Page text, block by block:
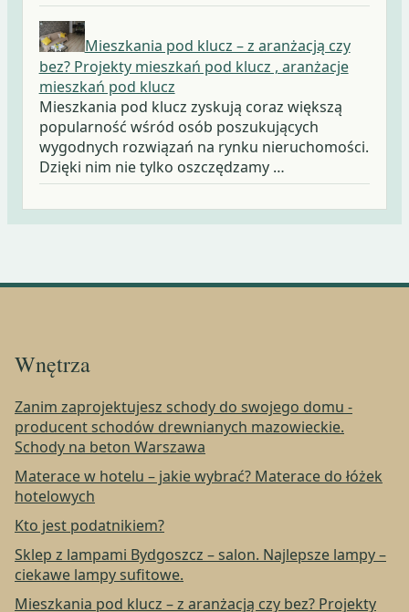
Mieszkania pod klucz – z aranżacją czy
bez? Projekty mieszkań pod klucz , aranżacje
mieszkań pod klucz
Mieszkania pod klucz zyskują coraz większą
popularność wśród osób poszukujących
wygodnych rozwiązań na rynku nieruchomości.
Dzięki nim nie tylko oszczędzamy …
Wnętrza
Zanim zaprojektujesz schody do swojego domu -
producent schodów drewnianych mazowieckie.
Schody na beton Warszawa
Materace w hotelu – jakie wybrać? Materace do łóżek
hotelowych
Kto jest podatnikiem?
Sklep z lampami Bydgoszcz – salon. Najlepsze lampy –
ciekawe lampy sufitowe.
Mieszkania pod klucz – z aranżacją czy bez? Projekty